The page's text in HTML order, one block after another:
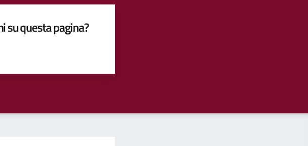
su questa pagina?